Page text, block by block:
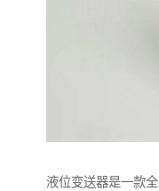
液位变送器是一款